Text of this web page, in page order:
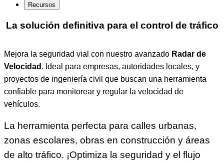
Recursos
La solución definitiva para el control de tráfico
Mejora la seguridad vial con nuestro avanzado Radar de
Velocidad . Ideal para empresas, autoridades locales, y
proyectos de ingeniería civil que buscan una herramienta
confiable para monitorear y regular la velocidad de
vehículos.
La herramienta perfecta para calles urbanas,
zonas escolares, obras en construcción y áreas
de alto tráfico. ¡Optimiza la seguridad y el flujo